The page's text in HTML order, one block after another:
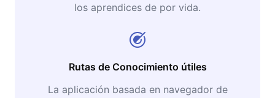
los aprendices de por vida.
Rutas de Conocimiento útiles
La aplicación basada en navegador de